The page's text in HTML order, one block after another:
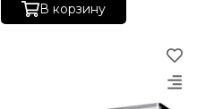
В корзину